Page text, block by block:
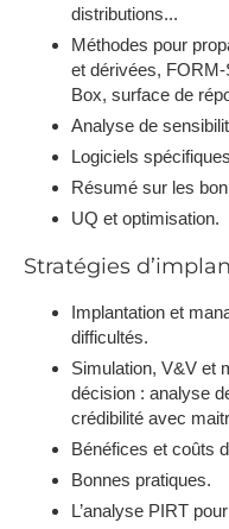
distributions...
Méthodes pour
et dérivées,
Box, surface de
Analyse de
Logiciels
Résumé sur les
UQ et optimisation.
Stratégies
Implantation et
difficultés.
Simulation, V&V et
décision : analyse
crédibilité avec
Bénéfices et coûts
Bonnes pratiques.
L’analyse PIRT